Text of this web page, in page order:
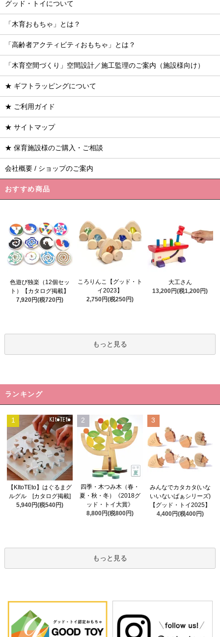
グッド・トイについて
「木育おもちゃ」とは？
「高齢者アクティビティおもちゃ」とは？
「木育空間づくり」空間設計／施工監理のご案内（施設様向け）
★ ギフトラッピングについて
★ ご利用ガイド
★ サイトマップ
★ 保育施設様のご購入・ご相談
会社概要 / ショップのご案内
おすすめ商品
色遊び独楽（12個セッ
ト）【カタログ掲載】
7,920円(税720円)
ころりんこ【グッド・ト
イ2023】
2,750円(税250円)
大工さん
13,200円(税1,200円)
もっと見る
ランキング
1
【KItoTEto】はぐるまグ
ルグル [カタログ掲載]
5,940円(税540円)
2
四季・木つみ木（春・
夏・秋・冬）《2018グ
ッド・トイ大賞》
8,800円(税800円)
3
みんなでカタカタ(いな
いいないばぁシリーズ)
【グッド・トイ2025】
4,400円(税400円)
もっと見る